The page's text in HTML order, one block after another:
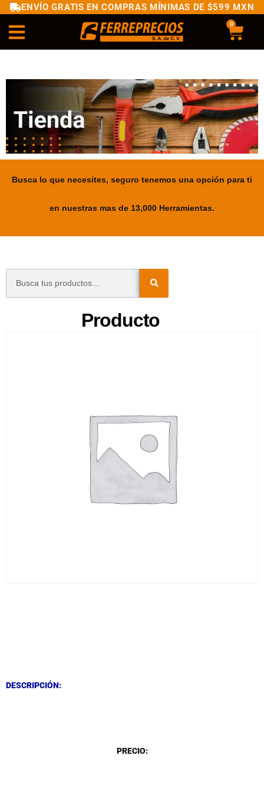
ENVÍO GRATIS EN COMPRAS MÍNIMAS DE $599 MXN
0
Busca lo que necesites, seguro tenemos una opción para ti
en nuestras mas de 13,000 Herramientas.
Producto
DESCRIPCIÓN:
PRECIO: